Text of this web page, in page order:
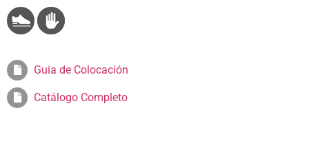
Guia de Colocación
Catálogo Completo